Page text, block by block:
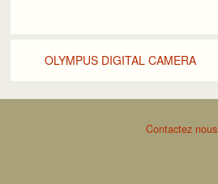
OLYMPUS DIGITAL CAMERA
Contactez nous